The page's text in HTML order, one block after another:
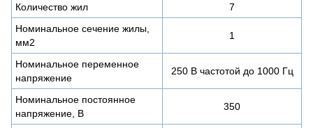
Количество жил
7
Номинальное сечение жилы,
мм2
1
Номинальное переменное
напряжение
250 В частотой до 1000 Гц
Номинальное постоянное
напряжение, В
350